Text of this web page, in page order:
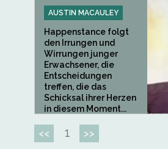
AUSTIN MACAULEY
Happenstance folgt
den Irrungen und
Wirrungen junger
Erwachsener, die
Entscheidungen
treffen, die das
Schicksal ihrer Herzen
in diesem Moment...
<< 1 >>